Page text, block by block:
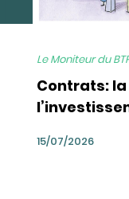
Le Moniteur du
Contrats:
15/07/2026